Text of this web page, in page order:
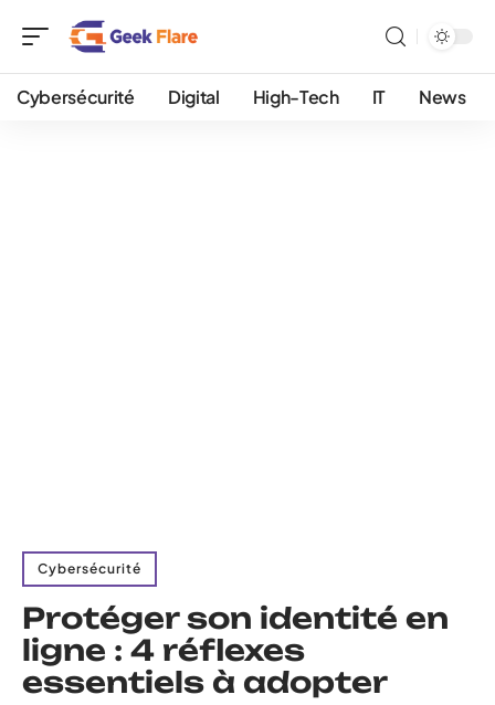
Cybersécurité Digital High-Tech IT News
Cybersécurité
Protéger son identité en
ligne : 4 réflexes
essentiels à adopter